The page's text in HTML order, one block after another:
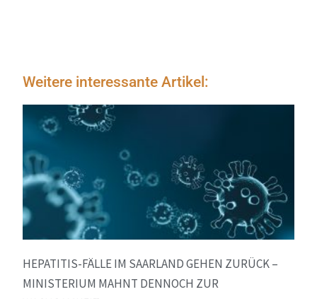
Weitere interessante Artikel:
HEPATITIS-FÄLLE IM SAARLAND GEHEN ZURÜCK –
MINISTERIUM MAHNT DENNOCH ZUR